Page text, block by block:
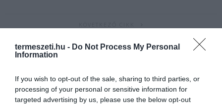
termeszeti.hu - Do Not Process My Personal
Information
If you wish to opt-out of the sale, sharing to third parties, or
processing of your personal or sensitive information for
targeted advertising by us, please use the below opt-out
BUDAPEST MELLETT VIRÁGZIK HAZÁNK EGYIK LEGKISEBB
ORCHIDEÁJA, A KUTATÓK VÁRJÁK A FOTÓKAT
HASONLÓ ÉRDEKESSÉGEK